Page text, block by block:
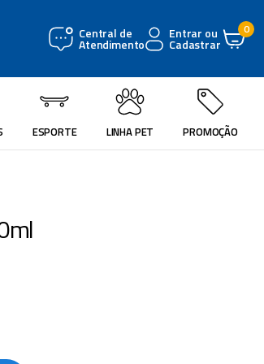
Central de
Atendimento
Entrar ou
Cadastrar
0
ESPORTE LINHA PET PROMOÇÃO